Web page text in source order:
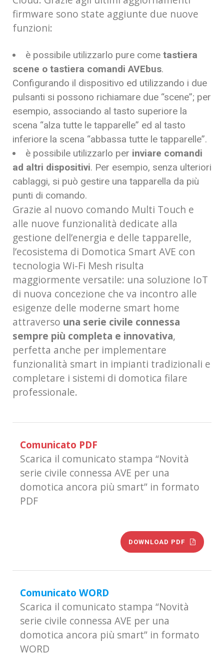
firmware sono state aggiunte due nuove
funzioni:
è possibile utilizzarlo pure cometastiera
scene o tastiera comandi AVEbus.
Configurando il dispositivo ed utilizzando i due
pulsanti si possono richiamare due “scene”; per
esempio, associando al tasto superiore la
scena “alza tutte le tapparelle” ed al tasto
inferiore la scena “abbassa tutte le tapparelle”.
è possibile utilizzarlo per inviare comandi
ad altri dispositivi. Per esempio, senza ulteriori
cablaggi, si può gestire una tapparella da più
punti di comando.
Grazie al nuovo comando Multi Touch e
alle nuove funzionalità dedicate alla
gestione dell’energia e delle tapparelle,
l’ecosistema di Domotica Smart AVE con
tecnologia Wi-Fi Mesh risulta
maggiormente versatile: una soluzione IoT
di nuova concezione che va incontro alle
esigenze delle moderne smart home
attraverso una serie civile connessa
sempre più completa e innovativa,
perfetta anche per implementare
funzionalità smart in impianti tradizionali e
completare i sistemi di domotica filare
professionale.
Comunicato PDF
Scarica il comunicato stampa “Novità
serie civile connessa AVE per una
domotica ancora più smart” in formato
PDF
DOWNLOAD PDF
Comunicato WORD
Scarica il comunicato stampa “Novità
serie civile connessa AVE per una
domotica ancora più smart” in formato
WORD